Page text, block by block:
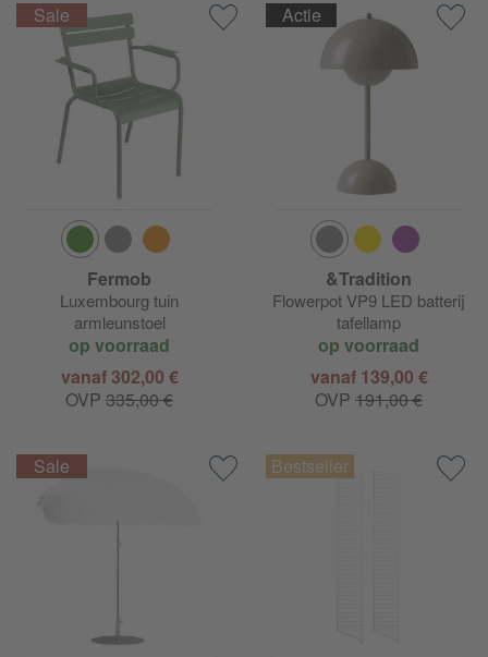
Fermob
Luxembourg tuin
armleunstoel
op voorraad
vanaf 302,00 €
OVP 335,00 €
Actie
&Tradition
Flowerpot VP9 LED batterij
tafellamp
op voorraad
vanaf 139,00 €
OVP 191,00 €